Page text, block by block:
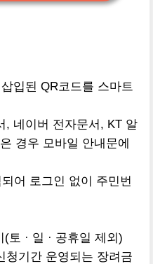
입된 QR코드를 스마트
네이버 전자문서, KT 알
경우 모바일 안내문에
어 로그인 없이 주민번
토 · 일 · 공휴일 제외)
기간 운영되는 장려금